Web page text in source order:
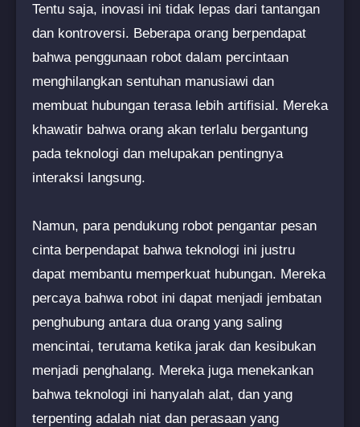
Tentu saja, inovasi ini tidak lepas dari tantangan
dan kontroversi. Beberapa orang berpendapat
bahwa penggunaan robot dalam percintaan
menghilangkan sentuhan manusiawi dan
membuat hubungan terasa lebih artifisial. Mereka
khawatir bahwa orang akan terlalu bergantung
pada teknologi dan melupakan pentingnya
interaksi langsung.
Namun, para pendukung robot pengantar pesan
cinta berpendapat bahwa teknologi ini justru
dapat membantu memperkuat hubungan. Mereka
percaya bahwa robot ini dapat menjadi jembatan
penghubung antara dua orang yang saling
mencintai, terutama ketika jarak dan kesibukan
menjadi penghalang. Mereka juga menekankan
bahwa teknologi ini hanyalah alat, dan yang
terpenting adalah niat dan perasaan yang